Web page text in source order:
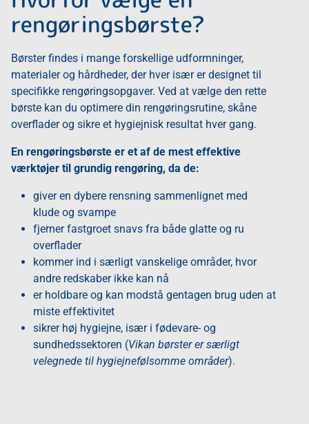
rengøringsbørste?
Børster findes i mange forskellige udformninger,
materialer og hårdheder, der hver især er designet til
specifikke rengøringsopgaver. Ved at vælge den rette
børste kan du optimere din rengøringsrutine, skåne
overflader og sikre et hygiejnisk resultat hver gang.
En rengøringsbørste er et af de mest effektive
værktøjer til grundig rengøring, da de:
giver en dybere rensning sammenlignet med
klude og svampe
fjerner fastgroet snavs fra både glatte og ru
overflader
kommer ind i særligt vanskelige områder, hvor
andre redskaber ikke kan nå
er holdbare og kan modstå gentagen brug uden at
miste effektivitet
sikrer høj hygiejne, især i fødevare- og
sundhedssektoren (Vikan børster er særligt
velegnede til hygiejnefølsomme områder).